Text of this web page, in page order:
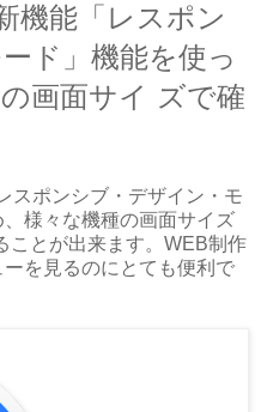
機能「レスポン
ド」機能を使っ
画面サイ ズで確
スポンシブ・デザイン・モ
様々な機種の画面サイズ
ことが出来ます。WEB制作
を見るのにとても便利で